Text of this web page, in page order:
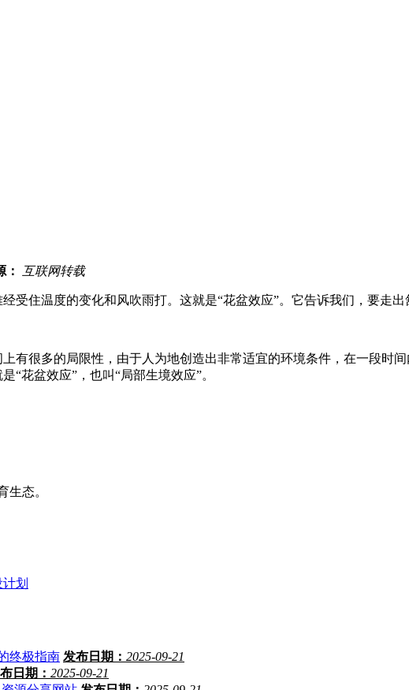
： 互联网转载
受住温度的变化和风吹雨打。这就是“花盆效应”。它告诉我们，要走出
有很多的局限性，由于人为地创造出非常适宜的环境条件，在一段时
“花盆效应”，也叫“局部生境效应”。
生态。
划
终极指南 发布日期： 2025-09-21
日期： 2025-09-21